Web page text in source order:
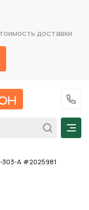
доставки
+7
303-A #2025981